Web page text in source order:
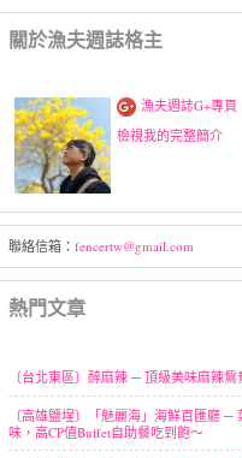
關於漁夫週誌格主
漁夫週誌G+專頁
檢視我的完整簡介
聯絡信箱： fencertw@gmail.com
熱門文章
〔台北東區〕醉麻辣 ─ 頂級美味麻辣
〔高雄鹽埕〕「魅麗海」海鮮百匯廳 ─
味，高CP值Buffet自助餐吃到飽～